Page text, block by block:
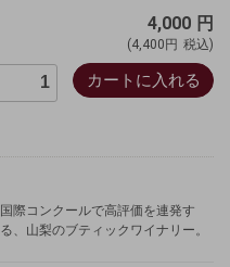
4,000 円
(4,400円 税込)
カートに入れる
国際コンクールで高評価を連発す
る、山梨のブティックワイナリー。